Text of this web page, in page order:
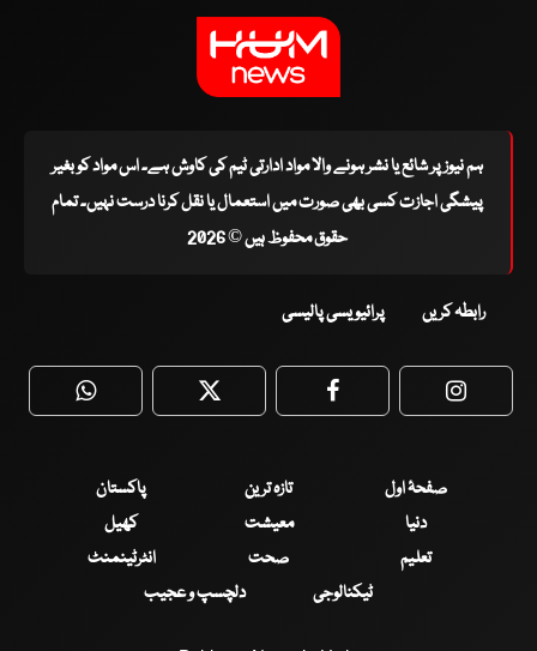
ہم نیوز پر شائع یا نشر ہونے والا مواد ادارتی ٹیم کی کاوش ہے۔ اس مواد کو بغیر
پیشگی اجازت کسی بھی صورت میں استعمال یا نقل کرنا درست نہیں۔ تمام
حقوق محفوظ ہیں © 2026
رابطہ کریں پرائیویسی پالیسی
WhatsApp Twitter Facebook
صفحۂ اول تازہ ترین
پاکستان
دنیا
معیشت
کھیل
تعلیم
صحت
انٹرٹینمنٹ
ٹیکنالوجی
دلچسپ و عجیب